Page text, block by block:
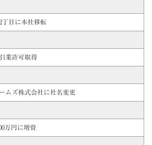
丁目に本社移転
業許可取得
ムズ株式会社に社名変更
万円に増資